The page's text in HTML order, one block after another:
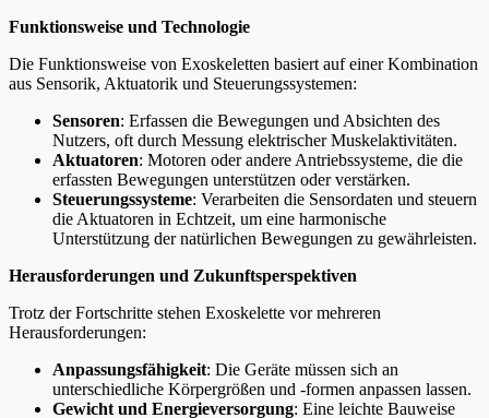
Funktionsweise und Technologie
Die Funktionsweise von Exoskeletten basiert auf einer Kombination
aus Sensorik, Aktuatorik und Steuerungssystemen:
Sensoren: Erfassen die Bewegungen und Absichten des
Nutzers, oft durch Messung elektrischer Muskelaktivitäten.
Aktuatoren: Motoren oder andere Antriebssysteme, die die
erfassten Bewegungen unterstützen oder verstärken.
Steuerungssysteme: Verarbeiten die Sensordaten und steuern
die Aktuatoren in Echtzeit, um eine harmonische
Unterstützung der natürlichen Bewegungen zu gewährleisten.
Herausforderungen und Zukunftsperspektiven
Trotz der Fortschritte stehen Exoskelette vor mehreren
Herausforderungen:
Anpassungsfähigkeit: Die Geräte müssen sich an
unterschiedliche Körpergrößen und -formen anpassen lassen.
Gewicht und Energieversorgung: Eine leichte Bauweise